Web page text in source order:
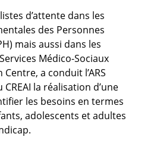
d’attente dans les
des Personnes
mais aussi dans les
Médico-Sociaux
Centre, a conduit l’ARS
la réalisation d’une
les besoins en termes
adolescents et adultes